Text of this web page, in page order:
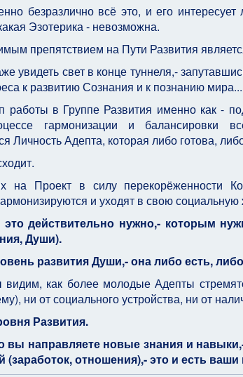
безразлично всё это, и его
Эзотерика - невозможна.
препятствием на Пути Развития
увидеть свет в конце туннеля,-
к развитию Сознания и к познанию мира...
в Группе Развития именно как -
гармонизации и балансировки
Личность Адепта, которая либо готова,
на Проект в силу перекорёженности
и уходят в свою социальную
действительно нужно,- которым
Души).
развития Души,- она либо есть,
как более молодые Адепты
ни от социального устройства, ни от
Развития.
вы направляете новые знания и
отношения),- это и есть